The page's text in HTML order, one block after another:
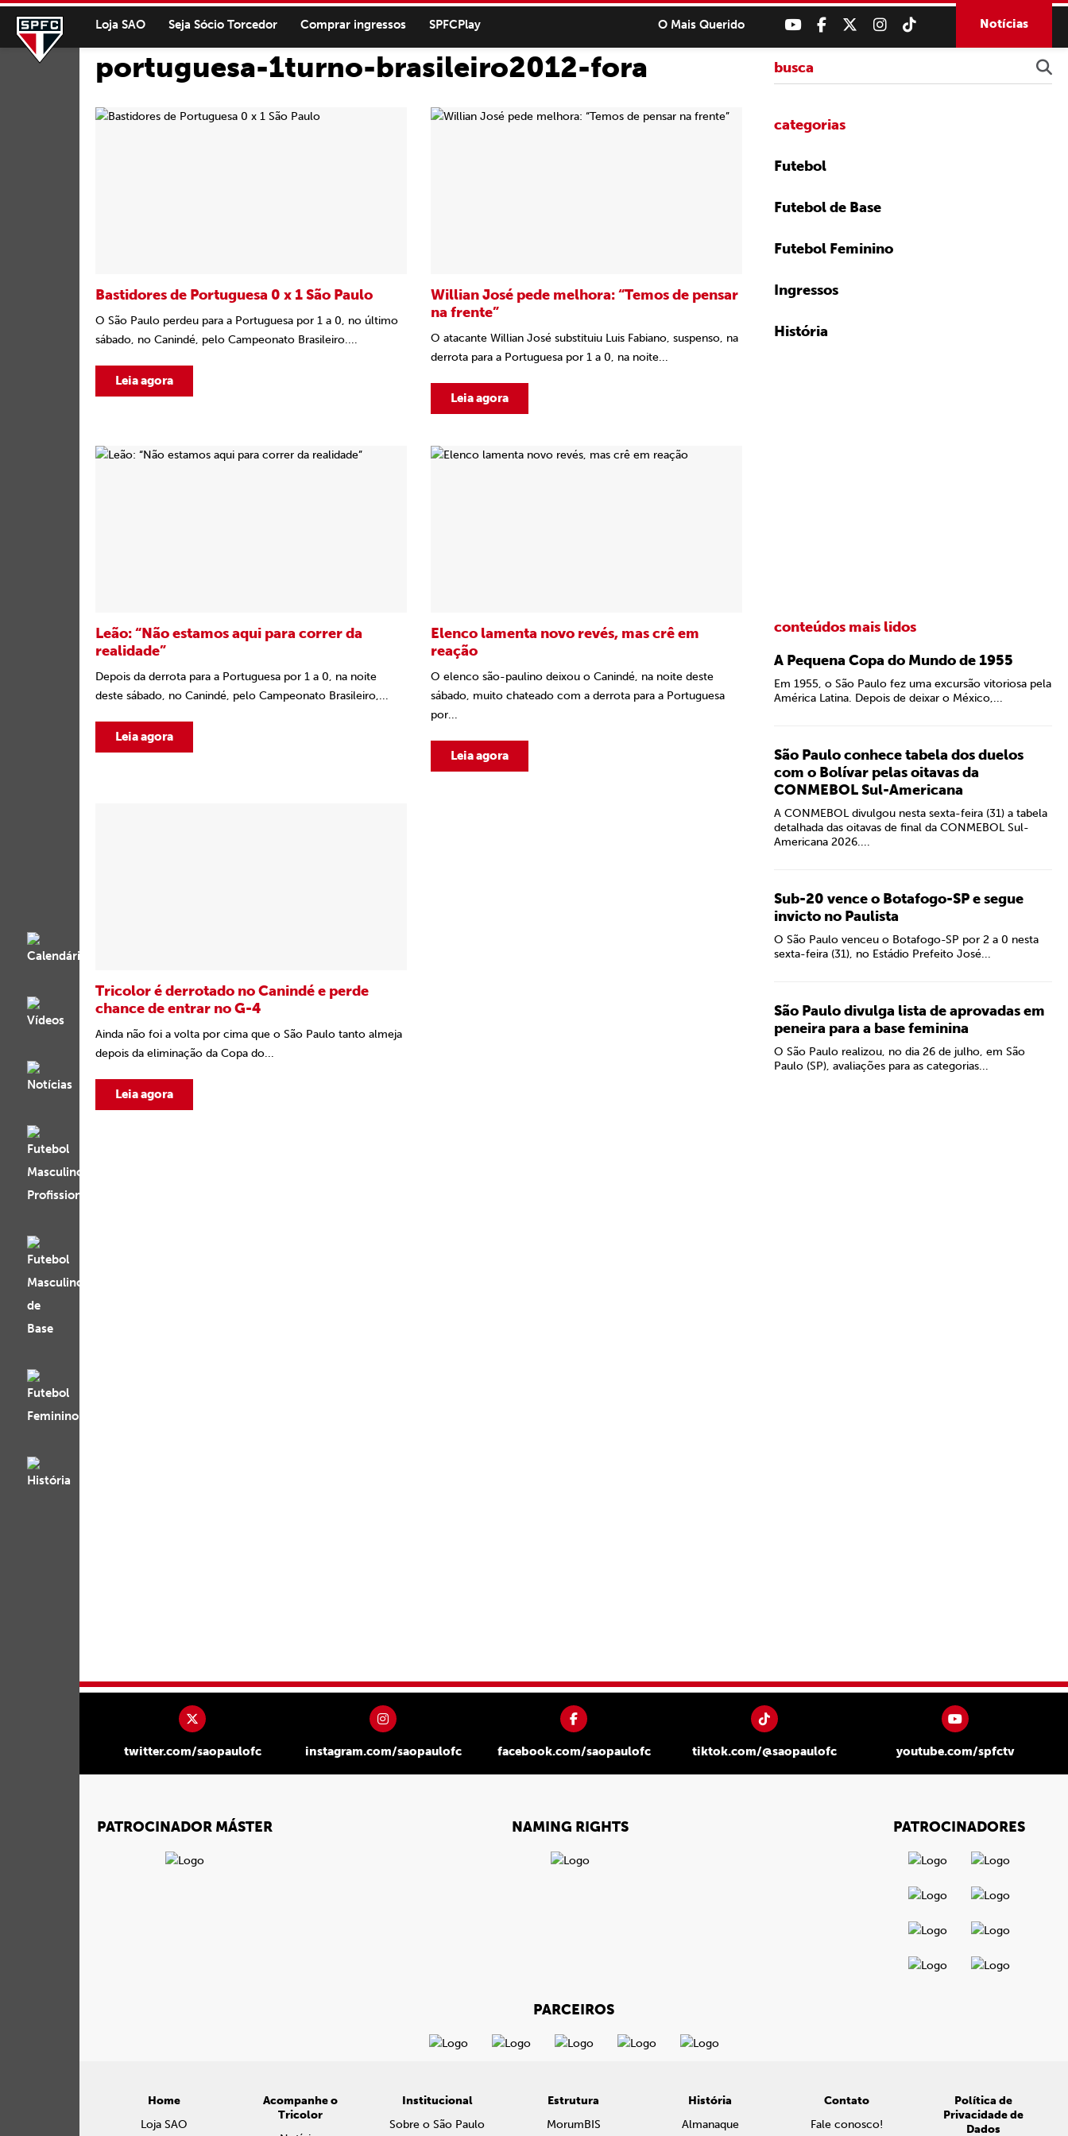
Loja SAO Seja Sócio Torcedor Comprar ingressos SPFCPlay O Mais Querido Notícias
portuguesa-1turno-brasileiro2012-fora
Bastidores de Portuguesa 0 x 1 São Paulo
O São Paulo perdeu para a Portuguesa por 1 a 0, no último
sábado, no Canindé, pelo Campeonato Brasileiro....
Leia agora
Willian José pede melhora: “Temos de pensar
na frente”
O atacante Willian José substituiu Luis Fabiano, suspenso, na
derrota para a Portuguesa por 1 a 0, na noite...
Leia agora
Leão: “Não estamos aqui para correr da
realidade”
Depois da derrota para a Portuguesa por 1 a 0, na noite
deste sábado, no Canindé, pelo Campeonato Brasileiro,...
Leia agora
Elenco lamenta novo revés, mas crê em
reação
O elenco são-paulino deixou o Canindé, na noite deste
sábado, muito chateado com a derrota para a Portuguesa
por...
Leia agora
Tricolor é derrotado no Canindé e perde
chance de entrar no G-4
Ainda não foi a volta por cima que o São Paulo tanto almeja
depois da eliminação da Copa do...
Leia agora
categorias
Futebol
Futebol de Base
Futebol Feminino
Ingressos
História
conteúdos mais lidos
A Pequena Copa do Mundo de 1955
Em 1955, o São Paulo fez uma excursão vitoriosa pela
América Latina. Depois de deixar o México,...
São Paulo conhece tabela dos duelos
com o Bolívar pelas oitavas da
CONMEBOL Sul-Americana
A CONMEBOL divulgou nesta sexta-feira (31) a tabela
detalhada das oitavas de final da CONMEBOL Sul-
Americana 2026....
Sub-20 vence o Botafogo-SP e segue
invicto no Paulista
O São Paulo venceu o Botafogo-SP por 2 a 0 nesta
sexta-feira (31), no Estádio Prefeito José...
São Paulo divulga lista de aprovadas em
peneira para a base feminina
O São Paulo realizou, no dia 26 de julho, em São
Paulo (SP), avaliações para as categorias...
twitter.com/saopaulofc instagram.com/saopaulofc facebook.com/saopaulofc tiktok.com/@saopaulofc youtube.com/spfctv
PATROCINADOR MÁSTER NAMING RIGHTS PATROCINADORES
PARCEIROS
Home
Loja SAO
Acompanhe o
Tricolor
Institucional
Sobre o São Paulo
Estrutura
MorumBIS
História
Almanaque
Contato
Fale conosco!
Política de
Privacidade de
Dados